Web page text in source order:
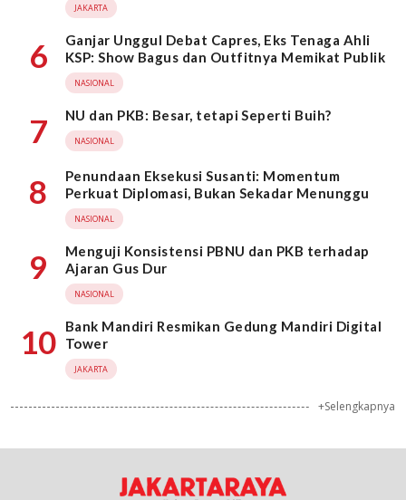
JAKARTA
6
Ganjar Unggul Debat Capres, Eks Tenaga Ahli
KSP: Show Bagus dan Outfitnya Memikat Publik
NASIONAL
7 NU dan PKB: Besar, tetapi Seperti Buih?
NASIONAL
8
Penundaan Eksekusi Susanti: Momentum
Perkuat Diplomasi, Bukan Sekadar Menunggu
NASIONAL
9
Menguji Konsistensi PBNU dan PKB terhadap
Ajaran Gus Dur
NASIONAL
10
Bank Mandiri Resmikan Gedung Mandiri Digital
Tower
JAKARTA
+Selengkapnya